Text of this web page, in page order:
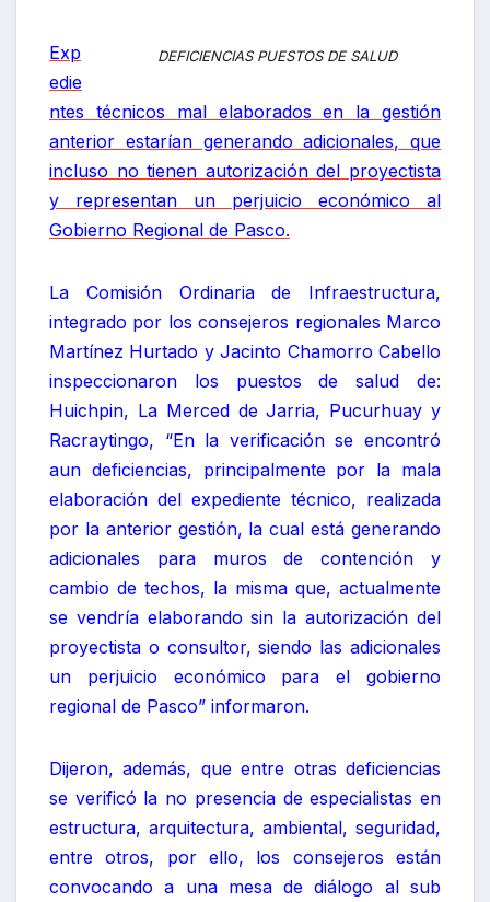
DEFICIENCIAS PUESTOS DE SALUD
Exp
edie
ntes técnicos mal elaborados en la gestión
anterior estarían generando adicionales, que
incluso no tienen autorización del proyectista
y representan un perjuicio económico al
Gobierno Regional de Pasco.
La Comisión Ordinaria de Infraestructura,
integrado por los consejeros regionales Marco
Martínez Hurtado y Jacinto Chamorro Cabello
inspeccionaron los puestos de salud de:
Huichpin, La Merced de Jarria, Pucurhuay y
Racraytingo, “En la verificación se encontró
aun deficiencias, principalmente por la mala
elaboración del expediente técnico, realizada
por la anterior gestión, la cual está generando
adicionales para muros de contención y
cambio de techos, la misma que, actualmente
se vendría elaborando sin la autorización del
proyectista o consultor, siendo las adicionales
un perjuicio económico para el gobierno
regional de Pasco” informaron.
Dijeron, además, que entre otras deficiencias
se verificó la no presencia de especialistas en
estructura, arquitectura, ambiental, seguridad,
entre otros, por ello, los consejeros están
convocando a una mesa de diálogo al sub